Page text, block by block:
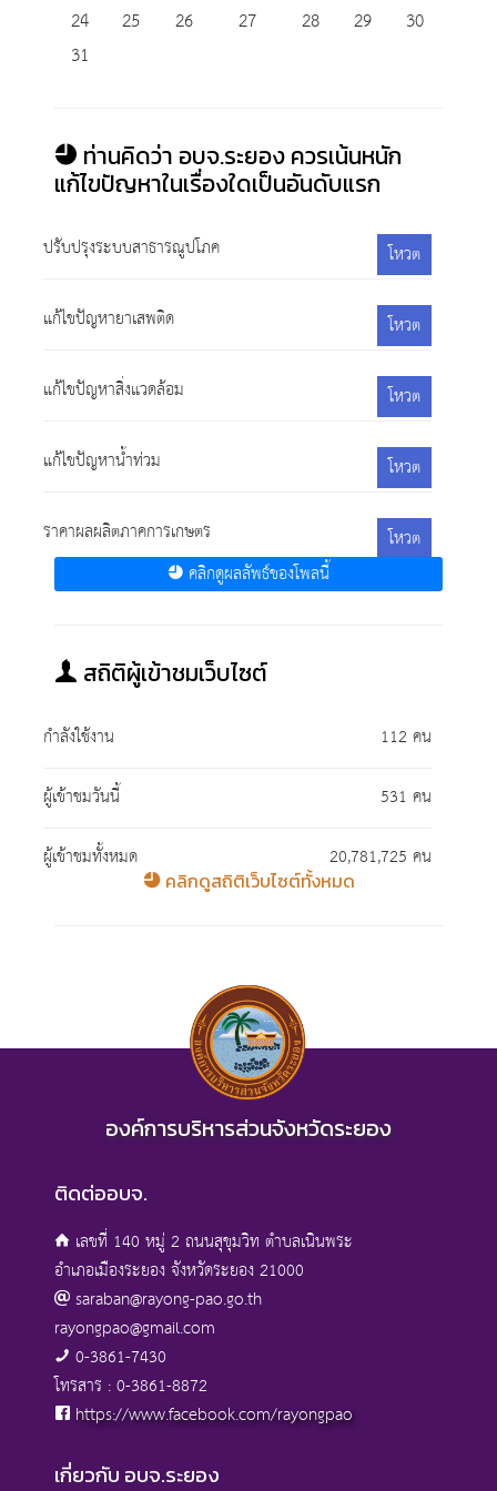
24
25 26 27 28 29
30
31
ท่านคิดว่า อบจ.ระยอง ควรเน้นหนัก
แก้ไขปัญหาในเรื่องใดเป็นอันดับแรก
ปรับปรุงระบบสาธารณูปโภค โหวต
แก้ไขปัญหายาเสพติด โหวต
แก้ไขปัญหาสิ่งแวดล้อม โหวต
แก้ไขปัญหาน้ำท่วม โหวต
ราคาผลผลิตภาคการเกษตร
โหวต
คลิกดูผลลัพธ์ของโพลนี้
สถิติผู้เข้าชมเว็บไซต์
กำลังใช้งาน
112 คน
ผู้เข้าชมวันนี้
531 คน
ผู้เข้าชมทั้งหมด
20,781,725 คน
คลิกดูสถิติเว็บไซต์ทั้งหมด
องค์การบริหารส่วนจังหวัดระยอง
ติดต่ออบจ.
เลขที่ 140 หมู่ 2 ถนนสุขุมวิท ตำบลเนินพระ
อำเภอเมืองระยอง จังหวัดระยอง 21000
saraban@rayong-pao.go.th
rayongpao@gmail.com
0-3861-7430
โทรสาร : 0-3861-8872
https://www.facebook.com/rayongpao
เกี่ยวกับ อบจ.ระยอง